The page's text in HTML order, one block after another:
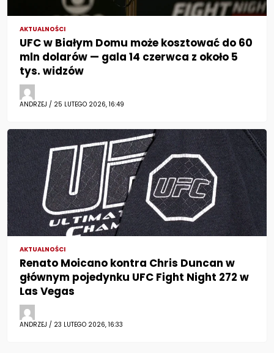
AKTUALNOŚCI
UFC w Białym Domu może kosztować do 60
mln dolarów — gala 14 czerwca z około 5
tys. widzów
ANDRZEJ / 25 LUTEGO 2026, 16:49
AKTUALNOŚCI
Renato Moicano kontra Chris Duncan w
głównym pojedynku UFC Fight Night 272 w
Las Vegas
ANDRZEJ / 23 LUTEGO 2026, 16:33